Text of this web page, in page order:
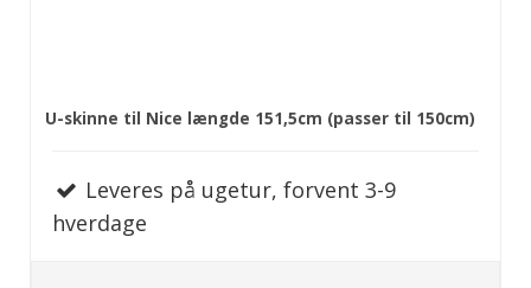
U-skinne til Nice længde 151,5cm (passer til 150cm)
Leveres på ugetur, forvent 3-9
hverdage